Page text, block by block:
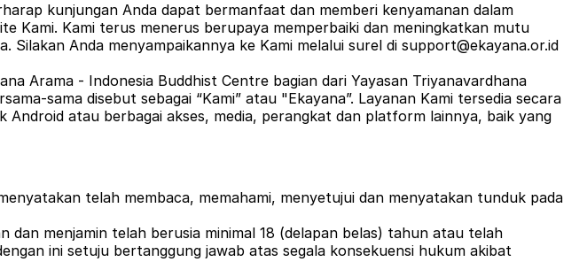
kunjungan Anda dapat bermanfaat dan memberi kenyamanan dalam
Kami. Kami terus menerus berupaya memperbaiki dan meningkatkan mutu
Anda menyampaikannya ke Kami melalui surel di support@ekayana.or.id
Arama - Indonesia Buddhist Centre bagian dari Yayasan Triyanavardhana
sama disebut sebagai “Kami” atau "Ekayana”. Layanan Kami tersedia secara
atau berbagai akses, media, perangkat dan platform lainnya, baik yang
telah membaca, memahami, menyetujui dan menyatakan tunduk pada
dan menjamin telah berusia minimal 18 (delapan belas) tahun atau telah
ini setuju bertanggung jawab atas segala konsekuensi hukum akibat